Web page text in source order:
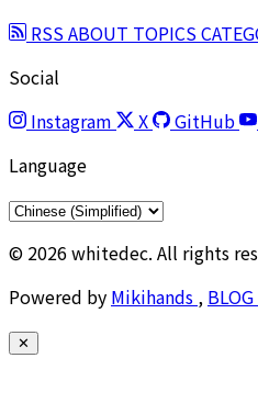
RSSABOUT TOPICS
Social
Instagram
X GitHub
Language
© 2026 whitedec. All rights
Powered by Mikihands ,
✕